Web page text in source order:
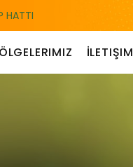
HATTI
İLETIŞIM